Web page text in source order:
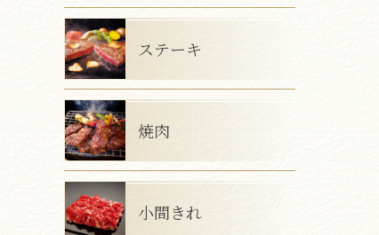
ステーキ
焼肉
小間きれ